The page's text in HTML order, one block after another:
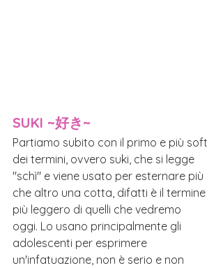
SUKI ~好き~
Partiamo subito con il primo e più soft
dei termini, ovvero suki, che si legge
"schì" e viene usato per esternare più
che altro una cotta, difatti è il termine
più leggero di quelli che vedremo
oggi. Lo usano principalmente gli
adolescenti per esprimere
un'infatuazione, non è serio e non